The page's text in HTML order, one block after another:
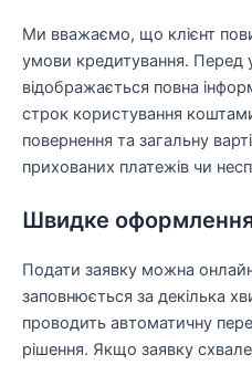
Ми вважаємо, що клієнт
умови кредитування. Перед
відображається повна
строк користування
повернення та загальну
прихованих платежів чи
Швидке
Подати заявку можна
заповнюється за декілька
проводить автоматичну
рішення. Якщо заявку